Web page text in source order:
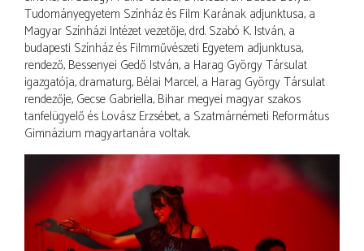
Tudományegyetem Színház és Film Karának adjunktusa, a
Magyar Színházi Intézet vezetője, drd. Szabó K. István, a
budapesti Színház és Filmművészeti Egyetem adjunktusa,
rendező, Bessenyei Gedő István, a Harag György Társulat
igazgatója, dramaturg, Bélai Marcel, a Harag György Társulat
rendezője, Gecse Gabriella, Bihar megyei magyar szakos
tanfelügyelő és Lovász Erzsébet, a Szatmárnémeti Református
Gimnázium magyartanára voltak.